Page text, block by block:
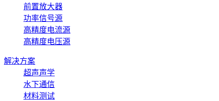
前置放大器
功率信号源
高精度电流源
高精度电压源
解决方案
超声声学
水下通信
材料测试